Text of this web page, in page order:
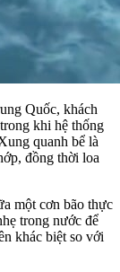
Quốc, khách
khi hệ thống
quanh bể là
đồng thời loa
một cơn bão thực
trong nước để
khác biệt so với